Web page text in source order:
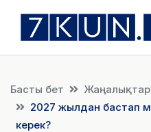
Басты бет
Жаңалықтар
2027 жылдан бастап
керек?